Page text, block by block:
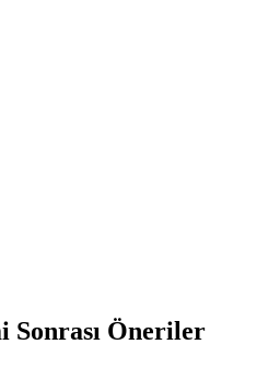
Sonrası Öneriler